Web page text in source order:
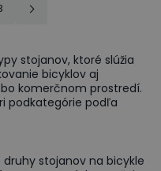
stojanov, ktoré slúžia
bicyklov aj
komerčnom prostredí.
podkategórie podľa
stojanov na bicykle